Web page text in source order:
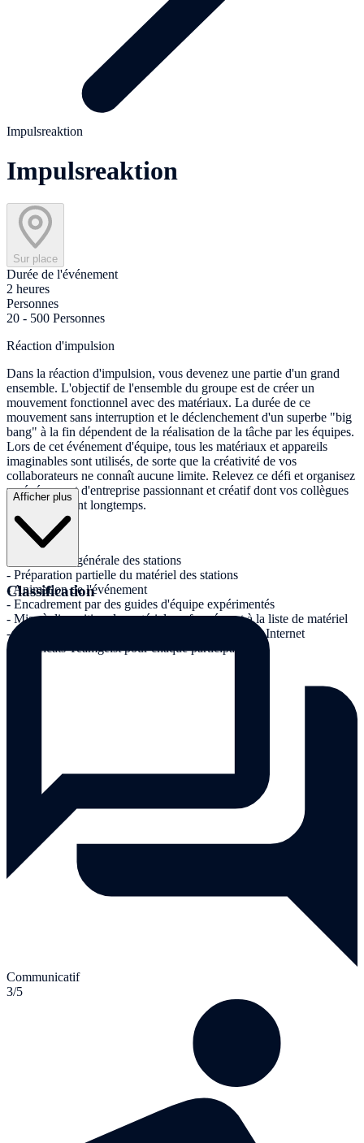
Impulsreaktion
Impulsreaktion
Sur place
Durée de l'événement
2 heures
Personnes
20 - 500 Personnes
Réaction d'impulsion
Dans la réaction d'impulsion, vous devenez une partie d'un grand
ensemble. L'objectif de l'ensemble du groupe est de créer un
mouvement fonctionnel avec des matériaux. La durée de ce
mouvement sans interruption et le déclenchement d'un superbe "big
bang" à la fin dépendent de la réalisation de la tâche par les équipes.
Lors de cet événement d'équipe, tous les matériaux et appareils
imaginables sont utilisés, de sorte que la créativité de vos
collaborateurs ne connaît aucune limite. Relevez ce défi et organisez
un événement d'entreprise passionnant et créatif dont vos collègues
se souviendront longtemps.
Prestations :
- Conception générale des stations
- Préparation partielle du matériel des stations
- Animation de l'événement
- Encadrement par des guides d'équipe expérimentés
- Mise à disposition du matériel conformément à la liste de matériel
- Documentation en images et galerie protégée sur Internet
- Certificats Teamgeist pour chaque participant
Afficher plus
Classification
Communicatif
3/5